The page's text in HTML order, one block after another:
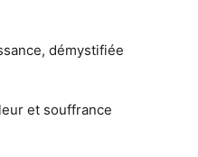
démystifiée
et souffrance